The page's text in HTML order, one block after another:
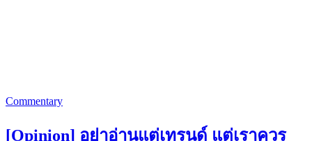
Commentary
[Opinion] อย่าอ่านแต่เทรนด์ แต่เราควร